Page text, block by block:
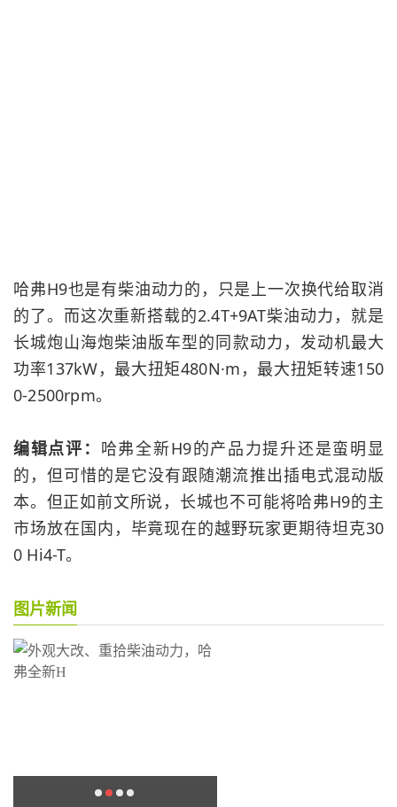
哈弗H9也是有柴油动力的，只是上一次换代给取消
的了。而这次重新搭载的2.4T+9AT柴油动力，就是
长城炮山海炮柴油版车型的同款动力，发动机最大
功率137kW，最大扭矩480N·m，最大扭矩转速150
0-2500rpm。
编辑点评： 哈弗全新H9的产品力提升还是蛮明显
的，但可惜的是它没有跟随潮流推出插电式混动版
本。但正如前文所说，长城也不可能将哈弗H9的主
市场放在国内，毕竟现在的越野玩家更期待坦克30
0 Hi4-T。
图片新闻